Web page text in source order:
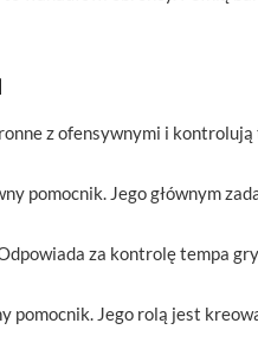
z ofensywnymi i kontrolują
pomocnik. Jego głównym
za kontrolę tempa
pomocnik. Jego rolą jest